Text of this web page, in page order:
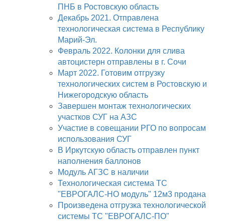
ПНБ в Ростовскую область
Декабрь 2021. Отправлена
технологическая система в Республику
Марий-Эл.
Февраль 2022. Колонки для слива
автоцистерн отправлены в г. Сочи
Март 2022. Готовим отгрузку
технологических систем в Ростовскую и
Нижегородскую область
Завершен монтаж технологических
участков СУГ на АЗС
Участие в совещании РГО по вопросам
использования СУГ
В Иркутскую область отправлен пункт
наполнения баллонов
Модуль АГЗС в наличии
Технологическая система ТС
"ЕВРОГАЛС-НО модуль" 12м3 продана
Произведена отгрузка технологической
системы ТС "ЕВРОГАЛС-ПО"